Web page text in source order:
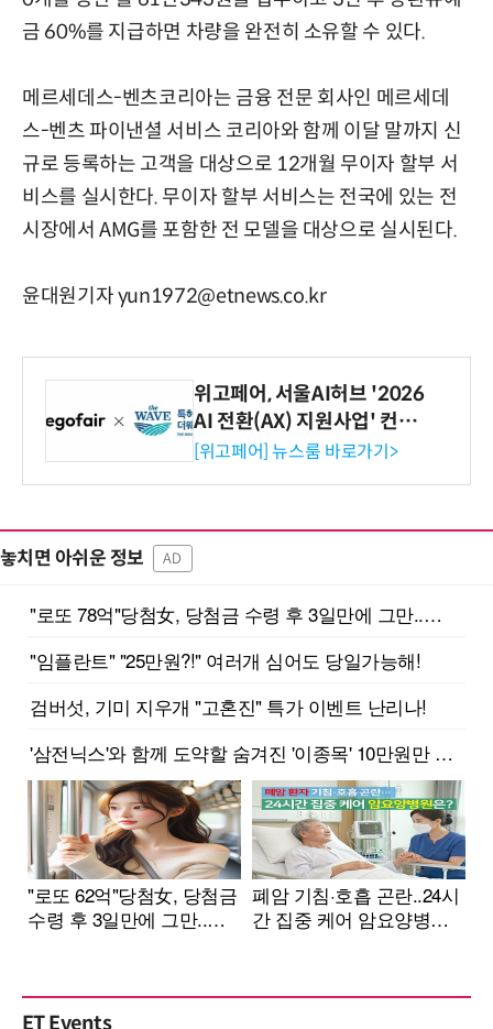
금 60%를 지급하면 차량을 완전히 소유할 수 있다.
메르세데스-벤츠코리아는 금융 전문 회사인 메르세데
스-벤츠 파이낸셜 서비스 코리아와 함께 이달 말까지 신
규로 등록하는 고객을 대상으로 12개월 무이자 할부 서
비스를 실시한다. 무이자 할부 서비스는 전국에 있는 전
시장에서 AMG를 포함한 전 모델을 대상으로 실시된다.
윤대원기자 yun1972@etnews.co.kr
위고페어, 서울AI허브 '2026
AI 전환(AX) 지원사업' 컨소
시엄 선정
[위고페어] 뉴스룸 바로가기>
놓치면 아쉬운 정보 AD
ET Events